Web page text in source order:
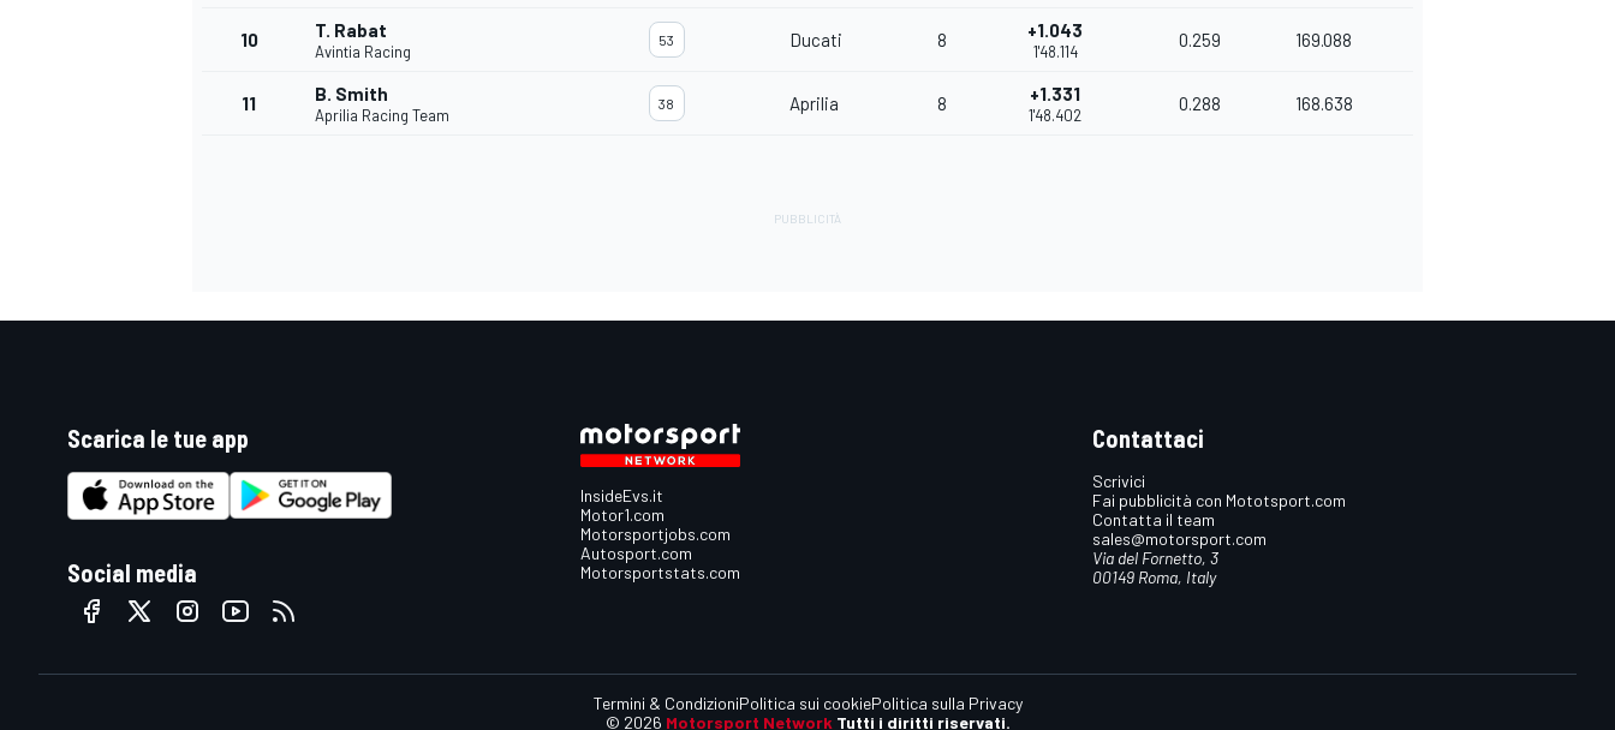
10 T. Rabat
Avintia Racing
53 Ducati 8 +1.043
1'48.114
0.259 169.088
11 B. Smith
Aprilia Racing Team
38 Aprilia 8 +1.331
1'48.402
0.288 168.638
Scarica le tue app
Social media
InsideEvs.it
Motor1.com
Motorsportjobs.com
Autosport.com
Motorsportstats.com
Contattaci
Scrivici
Fai pubblicità con Mototsport.com
Contatta il team
sales@motorsport.com
Via del Fornetto, 3
00149 Roma, Italy
© 2026 Motorsport Network Tutti i diritti riservati.
Termini & CondizioniPolitica sui cookiePolitica sulla Privacy